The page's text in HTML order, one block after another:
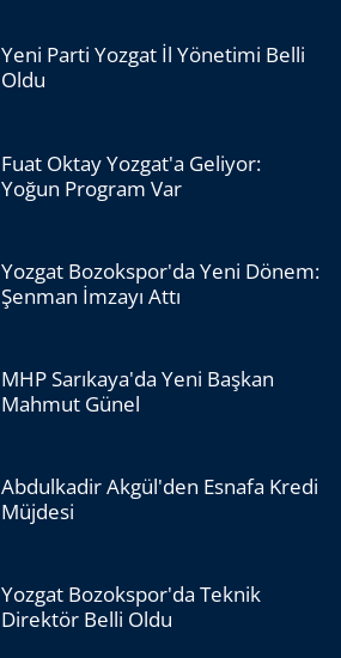
Yeni Parti Yozgat İl Yönetimi Belli
Oldu
Fuat Oktay Yozgat'a Geliyor:
Yoğun Program Var
Yozgat Bozokspor'da Yeni Dönem:
Şenman İmzayı Attı
MHP Sarıkaya'da Yeni Başkan
Mahmut Günel
Abdulkadir Akgül'den Esnafa Kredi
Müjdesi
Yozgat Bozokspor'da Teknik
Direktör Belli Oldu